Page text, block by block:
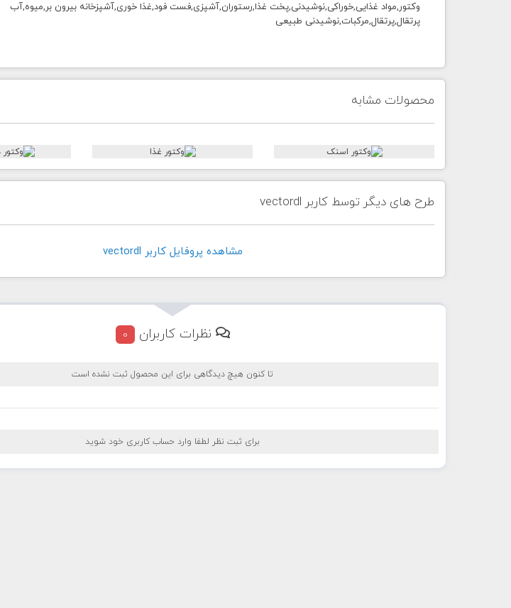
وکتور,مواد غذایی,خوراکی,نوشیدنی,پخت غذا,رستوران,آشپزی,فست فود,غذا خوری,آشپزخانه بیرون بر,میوه,آب
پرتقال,پرتقال,مرکبات,نوشیدنی طبیعی
محصولات مشابه
طرح های دیگر توسط کاربر vectordl
مشاهده پروفايل کاربر vectordl
نظرات کاربران 0
تا کنون هیچ دیدگاهی برای این محصول ثبت نشده است
برای ثبت نظر لطفا وارد حساب کاربری خود شوید